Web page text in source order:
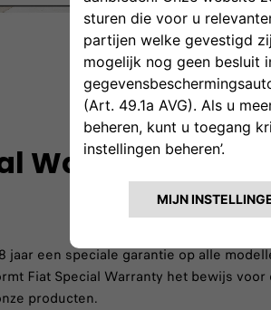
Warranty
jaar een speciale garantie op alle
Fiat Special Warranty het bewijs voor
producten.